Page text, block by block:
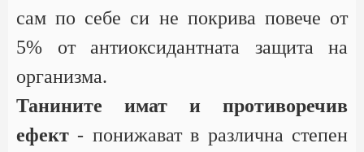
сам по себе си не покрива повече от
5% от антиоксидантната защита на
организма.
Танините имат и противоречив
ефект - понижават в различна степен